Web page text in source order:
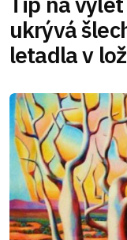
ukrývá
letadla v